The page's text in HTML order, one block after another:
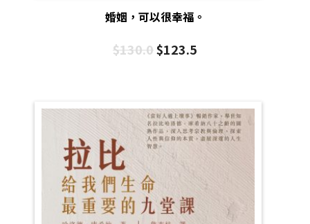
婚姻，可以很幸福。
$130.0$123.5